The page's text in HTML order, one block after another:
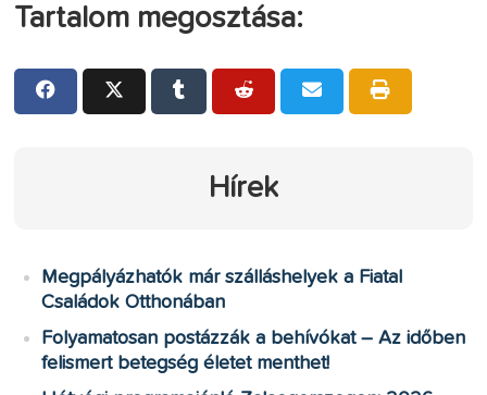
Tartalom megosztása:
Hírek
Megpályázhatók már szálláshelyek a Fiatal
Családok Otthonában
Folyamatosan postázzák a behívókat – Az időben
felismert betegség életet menthet!